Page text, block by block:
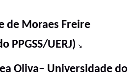
de Moraes Freire
PPGSS/UERJ)
↘
Oliva– Universidade do